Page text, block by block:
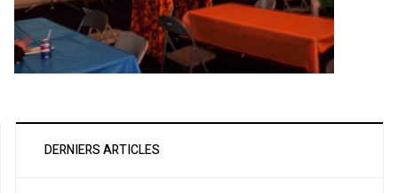
DERNIERS ARTICLES